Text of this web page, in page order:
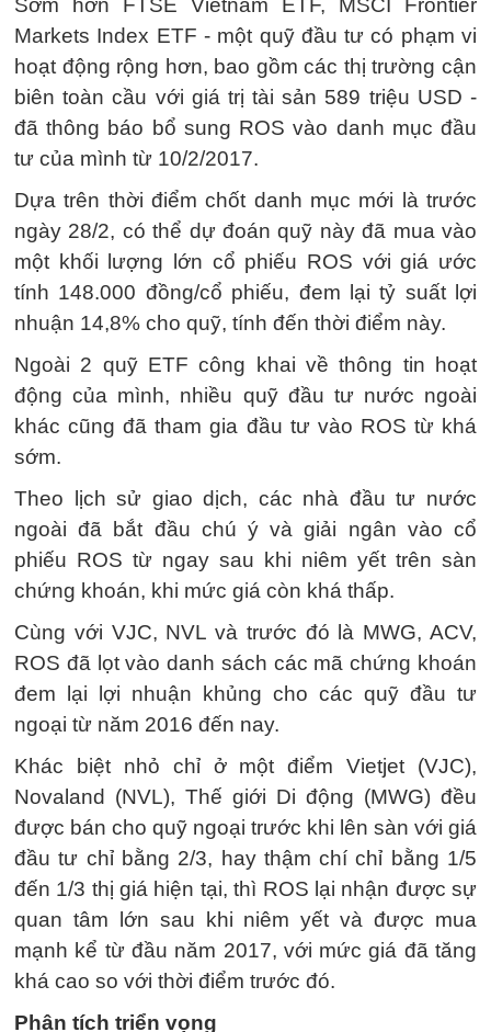
Sớm hơn FTSE Vietnam ETF, MSCI Frontier
Markets Index ETF - một quỹ đầu tư có phạm vi
hoạt động rộng hơn, bao gồm các thị trường cận
biên toàn cầu với giá trị tài sản 589 triệu USD -
đã thông báo bổ sung ROS vào danh mục đầu
tư của mình từ 10/2/2017.
Dựa trên thời điểm chốt danh mục mới là trước
ngày 28/2, có thể dự đoán quỹ này đã mua vào
một khối lượng lớn cổ phiếu ROS với giá ước
tính 148.000 đồng/cổ phiếu, đem lại tỷ suất lợi
nhuận 14,8% cho quỹ, tính đến thời điểm này.
Ngoài 2 quỹ ETF công khai về thông tin hoạt
động của mình, nhiều quỹ đầu tư nước ngoài
khác cũng đã tham gia đầu tư vào ROS từ khá
sớm.
Theo lịch sử giao dịch, các nhà đầu tư nước
ngoài đã bắt đầu chú ý và giải ngân vào cổ
phiếu ROS từ ngay sau khi niêm yết trên sàn
chứng khoán, khi mức giá còn khá thấp.
Cùng với VJC, NVL và trước đó là MWG, ACV,
ROS đã lọt vào danh sách các mã chứng khoán
đem lại lợi nhuận khủng cho các quỹ đầu tư
ngoại từ năm 2016 đến nay.
Khác biệt nhỏ chỉ ở một điểm Vietjet (VJC),
Novaland (NVL), Thế giới Di động (MWG) đều
được bán cho quỹ ngoại trước khi lên sàn với giá
đầu tư chỉ bằng 2/3, hay thậm chí chỉ bằng 1/5
đến 1/3 thị giá hiện tại, thì ROS lại nhận được sự
quan tâm lớn sau khi niêm yết và được mua
mạnh kể từ đầu năm 2017, với mức giá đã tăng
khá cao so với thời điểm trước đó.
Phân tích triển vọng